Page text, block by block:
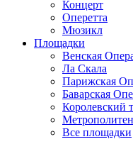
Концерт
Оперетта
Мюзикл
Площадки
Венская
Ла Скала
Парижская
Баварская
Королевский
Все площадки